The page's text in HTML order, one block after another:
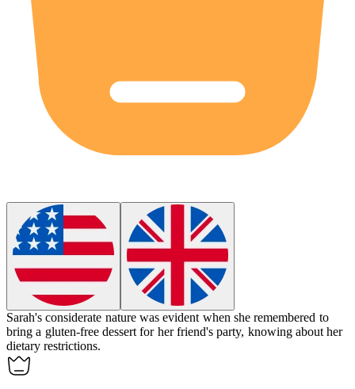
Sarah's considerate nature was evident when she remembered to
bring a gluten-free dessert for her friend's party, knowing about her
dietary restrictions.